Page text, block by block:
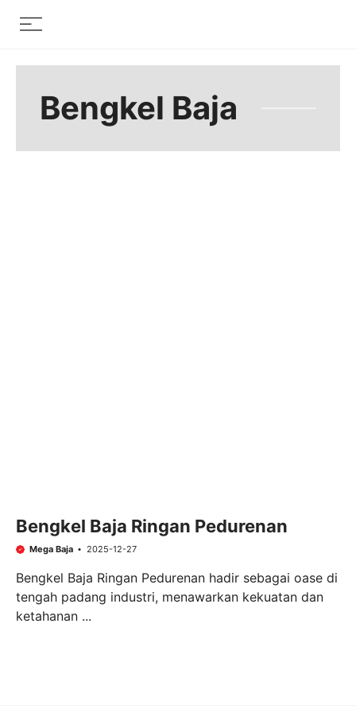
Menu
Bengkel Baja
Bengkel Baja Ringan Pedurenan
Mega Baja 2025-12-27
Bengkel Baja Ringan Pedurenan hadir sebagai oase di
tengah padang industri, menawarkan kekuatan dan
ketahanan ...